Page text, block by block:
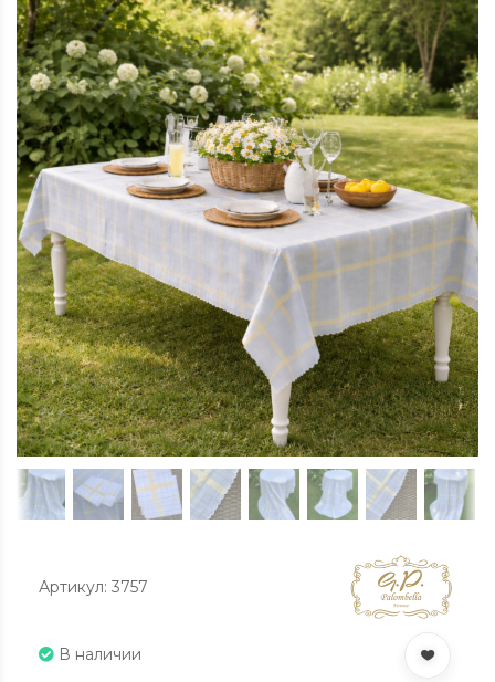
Артикул: 3757
В наличии